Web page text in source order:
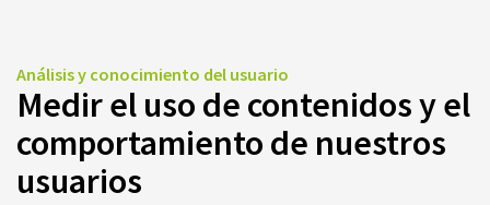
Análisis y conocimiento del usuario
Medir el uso de contenidos y el
comportamiento de nuestros
usuarios